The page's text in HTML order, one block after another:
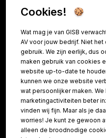
IBAN
Informatie
Contact
FAQ
Over ons
Referenties
Vacatures
Cookies!
Wat mag je van GISB
AV voor jouw bedrijf. Niet
gebruik. We zijn eerlijk, dus
maken gebruik van cookies
website up-to-date te
kunnen we onze website
wat persoonlijker maken.
marketingactiviteiten beter
vinden wij fijn. Maar als je
worries! Je kunt ze gewoon
alleen de broodnodige